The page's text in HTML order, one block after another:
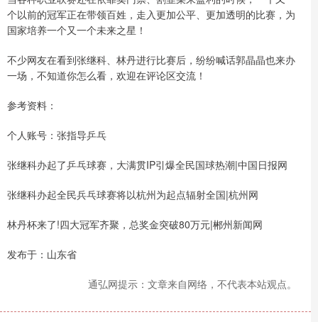
个以前的冠军正在带领百姓，走入更加公平、更加透明的比赛，为
国家培养一个又一个未来之星！
不少网友在看到张继科、林丹进行比赛后，纷纷喊话郭晶晶也来办
一场，不知道你怎么看，欢迎在评论区交流！
参考资料：
个人账号：张指导乒乓
张继科办起了乒乓球赛，大满贯IP引爆全民国球热潮|中国日报网
张继科办起全民兵乓球赛将以杭州为起点辐射全国|杭州网
林丹杯来了!四大冠军齐聚，总奖金突破80万元|郴州新闻网
发布于：山东省
通弘网提示：文章来自网络，不代表本站观点。